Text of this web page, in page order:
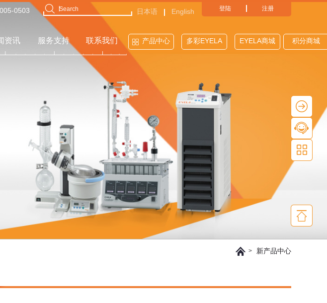
登陆 注册
0503 日本语 English
资讯 服务支持 联系我们 产品中心 多彩EYELA EYELA商城 积分商城
> 新产品中心